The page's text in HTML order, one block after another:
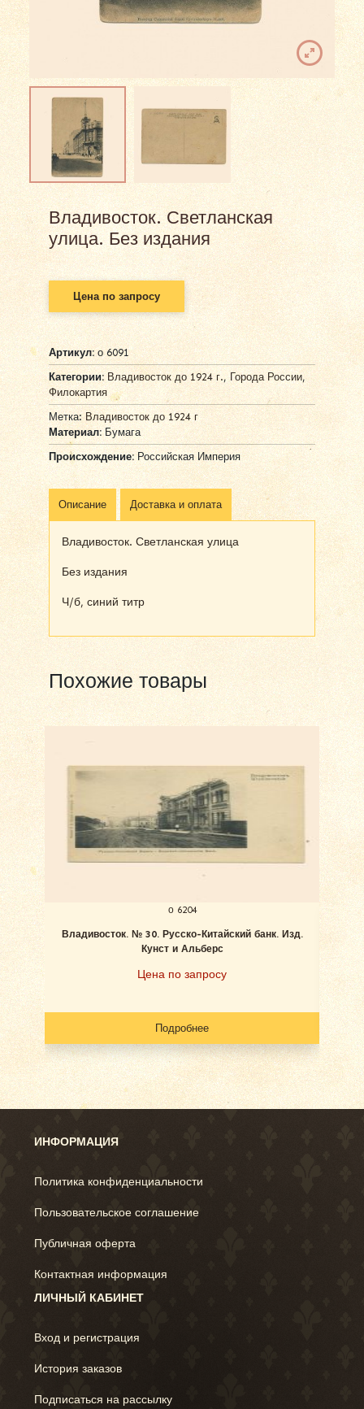
Владивосток. Светланская
улица. Без издания
Цена по запросу
Артикул:о 6091
Категории: Владивосток до 1924 г.,Города России,
Филокартия
Метка:Владивосток до 1924 г
Материал:Бумага
Происхождение:Российская Империя
Описание Доставка и оплата
Владивосток. Светланская улица
Без издания
Ч/б, синий титр
Похожие товары
о 6204
Владивосток. № 30. Русско-Китайский банк. Изд.
Кунст и Альберс
Цена по запросу
Подробнее
ИНФОРМАЦИЯ
Политика конфиденциальности
Пользовательское соглашение
Публичная оферта
Контактная информация
ЛИЧНЫЙ КАБИНЕТ
Вход и регистрация
История заказов
Подписаться на рассылку